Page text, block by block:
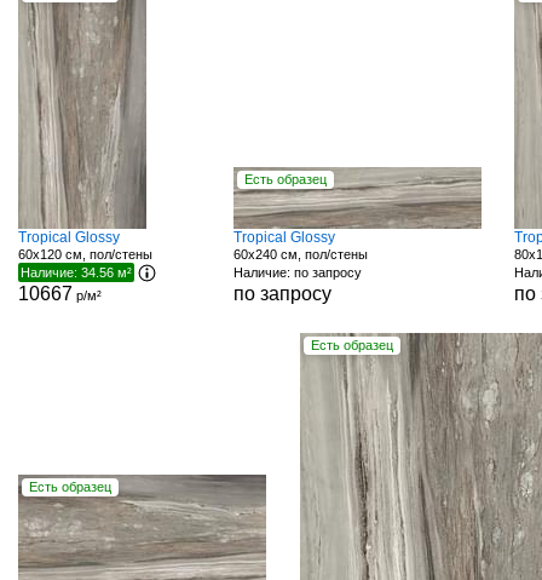
Tropical Glossy
60x120 см, пол/стены
Наличие: 34.56 м²
10667 р/м²
Есть образец
Tropical Glossy
60x240 см, пол/стены
Наличие: по запросу
по запросу по
Есть образец
Есть образец